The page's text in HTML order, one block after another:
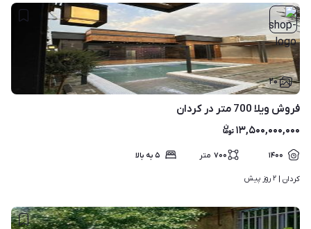
۲۰
فروش ویلا 700 متر در کردان
۱۳,۵۰۰,۰۰۰,۰۰۰
۱۴۰۰ ۷۰۰ متر ۵ به بالا
کردان | ۲ روز پیش